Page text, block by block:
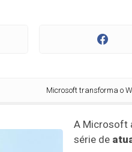
Microsoft transforma o Windows
A Microsoft
série de